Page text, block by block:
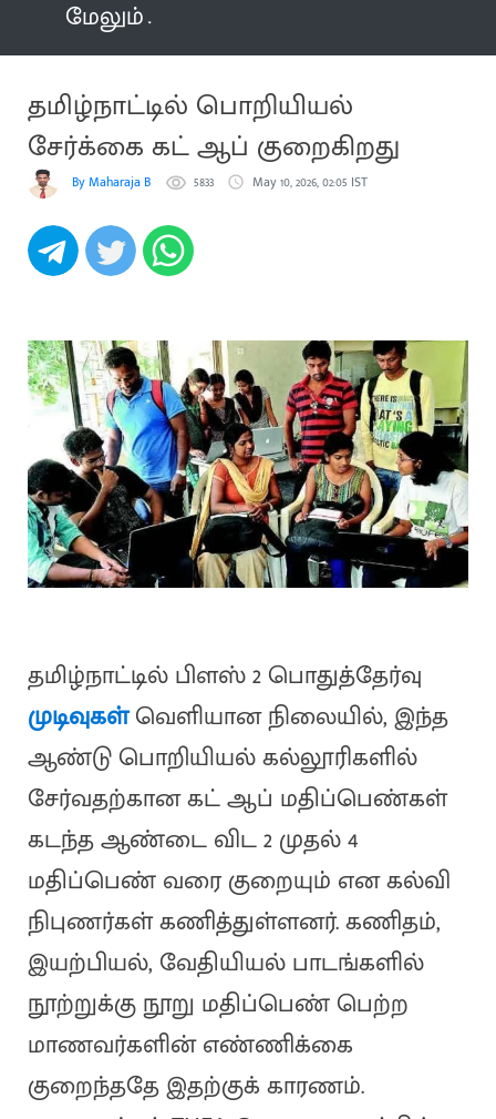
மேலும்
தமிழ்நாட்டில் பொறியியல்
சேர்க்கை கட் ஆப் குறைகிறது
By Maharaja B 5833 May 10, 2026, 02:05 IST
தமிழ்நாட்டில் பிளஸ் 2 பொதுத்தேர்வு
முடிவுகள்வெளியான நிலையில், இந்த
ஆண்டு பொறியியல் கல்லூரிகளில்
சேர்வதற்கான கட் ஆப் மதிப்பெண்கள்
கடந்த ஆண்டை விட 2 முதல் 4
மதிப்பெண் வரை குறையும் என கல்வி
நிபுணர்கள் கணித்துள்ளனர். கணிதம்,
இயற்பியல், வேதியியல் பாடங்களில்
நூற்றுக்கு நூறு மதிப்பெண் பெற்ற
மாணவர்களின் எண்ணிக்கை
குறைந்ததே இதற்குக் காரணம்.